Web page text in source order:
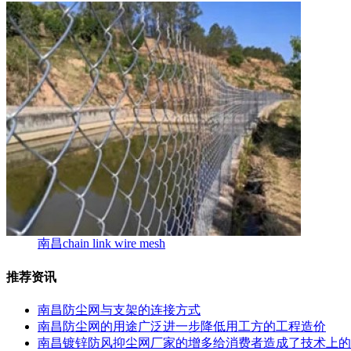
南昌chain link wire mesh
推荐资讯
南昌防尘网与支架的连接方式
南昌防尘网的用途广泛进一步降低用工方的工程造价
南昌镀锌防风抑尘网厂家的增多给消费者造成了技术上